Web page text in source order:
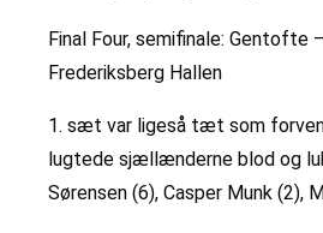
Final Four, semifinale:
Frederiksberg Hallen
1. sæt var ligeså tæt som
lugtede sjællænderne blod og
Sørensen (6), Casper Munk (2),